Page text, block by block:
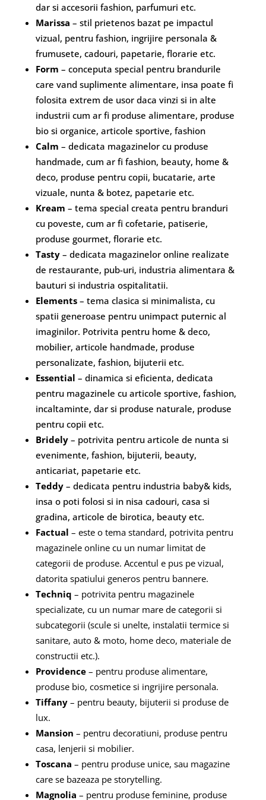
dar si accesorii fashion, parfumuri etc.
Marissa – stil prietenos bazat pe impactul
vizual, pentru fashion, ingrijire personala &
frumusete, cadouri, papetarie, florarie etc.
Form – conceputa special pentru brandurile
care vand suplimente alimentare, insa poate fi
folosita extrem de usor daca vinzi si in alte
industrii cum ar fi produse alimentare, produse
bio si organice, articole sportive, fashion
Calm – dedicata magazinelor cu produse
handmade, cum ar fi fashion, beauty, home &
deco, produse pentru copii, bucatarie, arte
vizuale, nunta & botez, papetarie etc.
Kream – tema special creata pentru branduri
cu poveste, cum ar fi cofetarie, patiserie,
produse gourmet, florarie etc.
Tasty– dedicata magazinelor online realizate
de restaurante, pub-uri, industria alimentara &
bauturi si industria ospitalitatii.
Elements– tema clasica si minimalista, cu
spatii generoase pentru unimpact puternic al
imaginilor. Potrivita pentru home & deco,
mobilier, articole handmade, produse
personalizate, fashion, bijuterii etc.
Essential – dinamica si eficienta, dedicata
pentru magazinele cu articole sportive, fashion,
incaltaminte, dar si produse naturale, produse
pentru copii etc.
Bridely– potrivita pentru articole de nunta si
evenimente, fashion, bijuterii, beauty,
anticariat, papetarie etc.
Teddy– dedicata pentru industria baby& kids,
insa o poti folosi si in nisa cadouri, casa si
gradina, articole de birotica, beauty etc.
Factual – este o tema standard, potrivita pentru
magazinele online cu un numar limitat de
categorii de produse. Accentul e pus pe vizual,
datorita spatiului generos pentru bannere.
Techniq – potrivita pentru magazinele
specializate, cu un numar mare de categorii si
subcategorii (scule si unelte, instalatii termice si
sanitare, auto & moto, home deco, materiale de
constructii etc.).
Providence – pentru produse alimentare,
produse bio, cosmetice si ingrijire personala.
Tiffany – pentru beauty, bijuterii si produse de
lux.
Mansion – pentru decoratiuni, produse pentru
casa, lenjerii si mobilier.
Toscana – pentru produse unice, sau magazine
care se bazeaza pe storytelling.
Magnolia – pentru produse feminine, produse